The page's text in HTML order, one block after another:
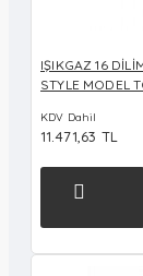
IŞIKGAZ 16
STYLE MODEL
KDV Dahil
11.471,63 TL